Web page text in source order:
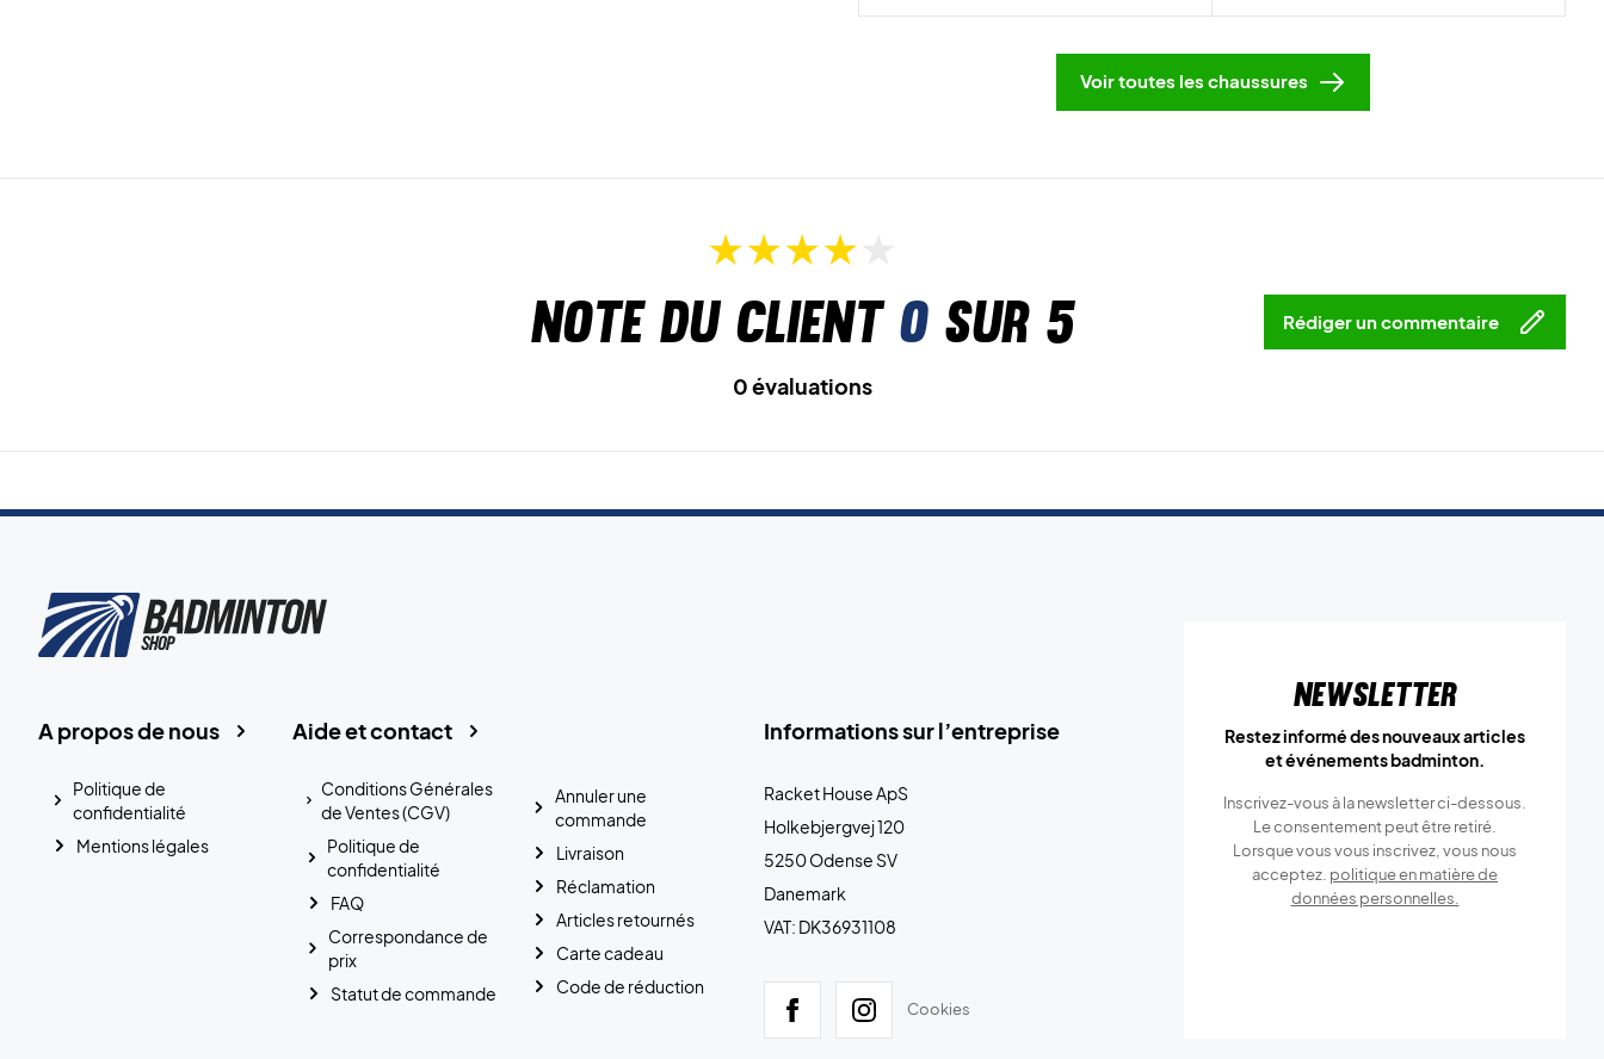
Voir toutes les chaussures
Note du client 0sur 5 Rédiger un commentaire
0 évaluations
Informations sur l’entreprise
Racket House ApS
Holkebjergvej 120
5250 Odense SV
Danemark
VAT: DK36931108
Cookies
Aide et contact
Conditions Générales
de Ventes (CGV)
Politique de
confidentialité
FAQ
Correspondance de
prix
Statut de commande
Annuler une
commande
Livraison
Réclamation
Articles retournés
Carte cadeau
Code de réduction
A propos de nous
Politique de
confidentialité
Mentions légales
Newsletter
Restez informé des nouveaux articles
et événements badminton.
Inscrivez-vous à la newsletter ci-dessous.
Le consentement peut être retiré.
Lorsque vous vous inscrivez, vous nous
acceptez. politique en matière de
données personnelles.